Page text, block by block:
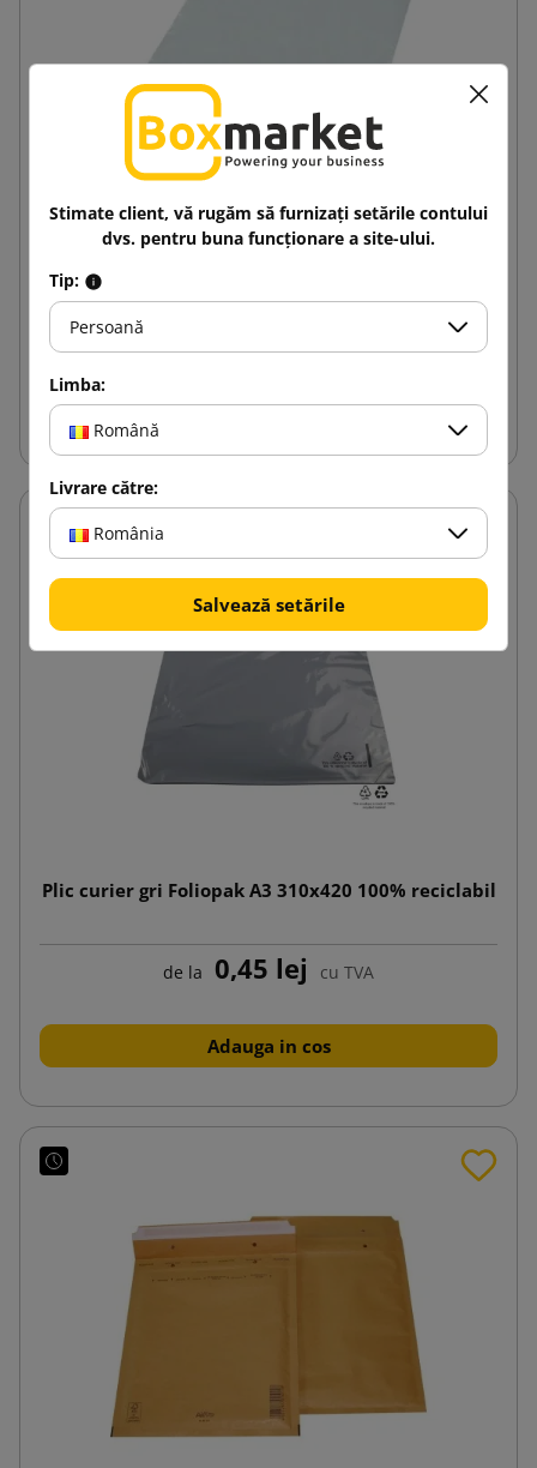
Plic curier alb cu mâner Foliopak 250x280
Adauga in cos
Plic curier gri Foliopak A3 310x420 100% reciclabil
de la 0,45 lej cu TVA
Adauga in cos
Stimate client, vă rugăm să furnizați setările contului
dvs. pentru buna funcționare a site-ului.
Tip:
Persoană
Limba:
Română
Livrare către:
România
Salvează setările